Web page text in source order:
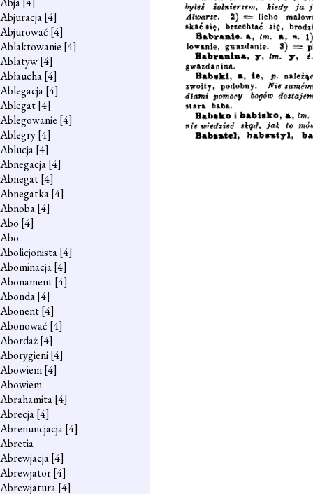
Abjuracja[4]
Abjurować [4]
Ablaktowanie [4]
Ablatyw[4]
Abłaucha[4]
Ablegacja[4]
Ablegat[4]
Ablegowanie [4]
Ablegry[4]
Ablucja[4]
Abnegacja[4]
Abnegat[4]
Abnegatka[4]
Abnoba[4]
Abo [4]
Abo
Abolicjonista[4]
Abominacja[4]
Abonament[4]
Abonda[4]
Abonent[4]
Abonować [4]
Abordaż[4]
Aborygieni[4]
Abowiem[4]
Abowiem
Abrahamita[4]
Abrecja[4]
Abrenuncjacja[4]
Abretia
Abrewjacja[4]
Abrewjator[4]
Abrewjatura[4]